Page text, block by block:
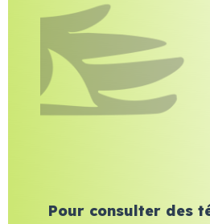
Pour consulter des